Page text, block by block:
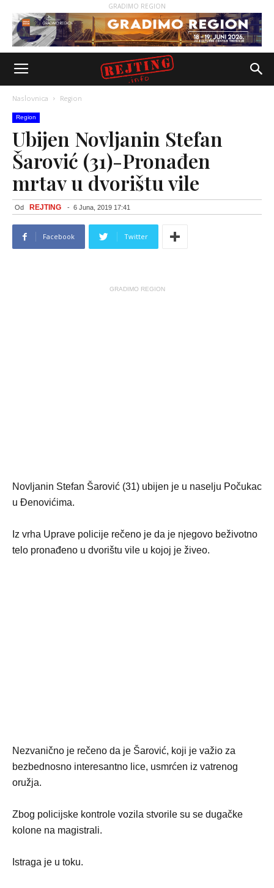
GRADIMO REGION
Naslovnica Region
Region
Ubijen Novljanin Stefan
Šarović (31)-Pronađen
mrtav u dvorištu vile
Od REJTING - 6 Juna, 2019 17:41
Facebook Twitter
GRADIMO REGION
Novljanin Stefan Šarović (31) ubijen je u naselju Počukac
u Đenovićima.
Iz vrha Uprave policije rečeno je da je njegovo beživotno
telo pronađeno u dvorištu vile u kojoj je živeo.
Nezvanično je rečeno da je Šarović, koji je važio za
bezbednosno interesantno lice, usmrćen iz vatrenog
oružja.
Zbog policijske kontrole vozila stvorile su se dugačke
kolone na magistrali.
Istraga je u toku.